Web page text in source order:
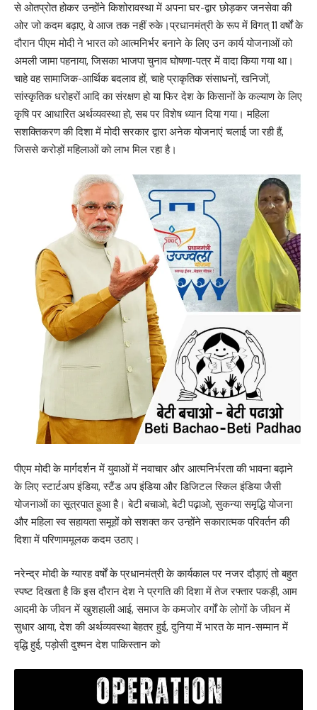
से ओतप्रोत होकर उन्होंने किशोरावस्था में अपना घर-द्वार छोड़कर जनसेवा की
ओर जो कदम बढ़ाए, वे आज तक नहीं रुके।प्रधानमंत्री के रूप में विगत् 11 वर्षों के
दौरान पीएम मोदी ने भारत को आत्मनिर्भर बनाने के लिए उन कार्य योजनाओं को
अमली जामा पहनाया, जिसका भाजपा चुनाव घोषणा-पत्र में वादा किया गया था।
चाहे वह सामाजिक-आर्थिक बदलाव हों, चाहे प्राकृतिक संसाधनों, खनिजों,
सांस्कृतिक धरोहरों आदि का संरक्षण हो या फिर देश के किसानों के कल्याण के लिए
कृषि पर आधारित अर्थव्यवस्था हो, सब पर विशेष ध्यान दिया गया। महिला
सशक्तिकरण की दिशा में मोदी सरकार द्वारा अनेक योजनाएं चलाई जा रही हैं,
जिससे करोड़ों महिलाओं को लाभ मिल रहा है।
पीएम मोदी के मार्गदर्शन में युवाओं में नवाचार और आत्मनिर्भरता की भावना बढ़ाने
के लिए स्टार्टअप इंडिया, स्टैंड अप इंडिया और डिजिटल स्किल इंडिया जैसी
योजनाओं का सूत्रपात हुआ है। बेटी बचाओ, बेटी पढ़ाओ, सुकन्या समृद्धि योजना
और महिला स्व सहायता समूहों को सशक्त कर उन्होंने सकारात्मक परिवर्तन की
दिशा में परिणाममूलक कदम उठाए।
नरेन्द्र मोदी के ग्यारह वर्षों के प्रधानमंत्री के कार्यकाल पर नजर दौड़ाएं तो बहुत
स्पष्ट दिखता है कि इस दौरान देश ने प्रगति की दिशा में तेज रफ्तार पकड़ी, आम
आदमी के जीवन में खुशहाली आई, समाज के कमजोर वर्गों के लोगों के जीवन में
सुधार आया, देश की अर्थव्यवस्था बेहतर हुई, दुनिया में भारत के मान-सम्मान में
वृद्धि हुई, पड़ोसी दुश्मन देश पाकिस्तान को